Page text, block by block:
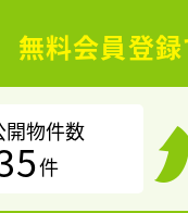
無料会員登録
開物件数
件